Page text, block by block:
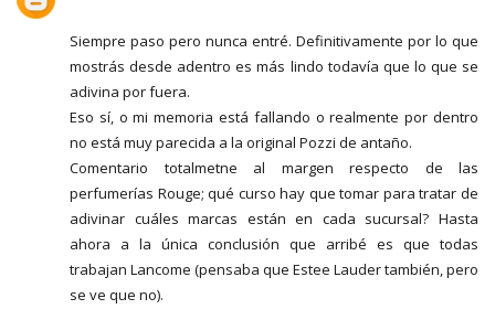
Siempre paso pero nunca entré. Definitivamente por lo que
mostrás desde adentro es más lindo todavía que lo que se
adivina por fuera.
Eso sí, o mi memoria está fallando o realmente por dentro
no está muy parecida a la original Pozzi de antaño.
Comentario totalmetne al margen respecto de las
perfumerías Rouge; qué curso hay que tomar para tratar de
adivinar cuáles marcas están en cada sucursal? Hasta
ahora a la única conclusión que arribé es que todas
trabajan Lancome (pensaba que Estee Lauder también, pero
se ve que no).